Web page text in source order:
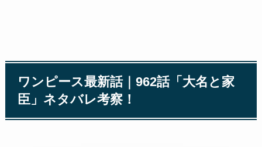
ワンピース最新話｜962話「大名と家
臣」ネタバレ考察！